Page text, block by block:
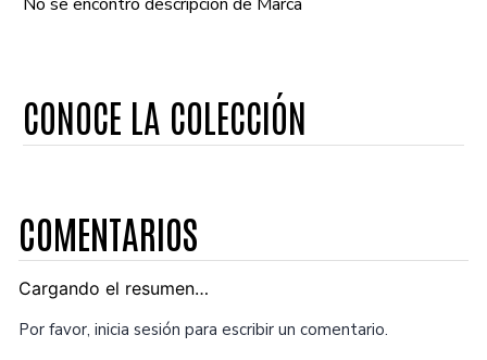
CONOCE LA COLECCIÓN
COMENTARIOS
Cargando el resumen…
Por favor, inicia sesión para escribir un comentario.